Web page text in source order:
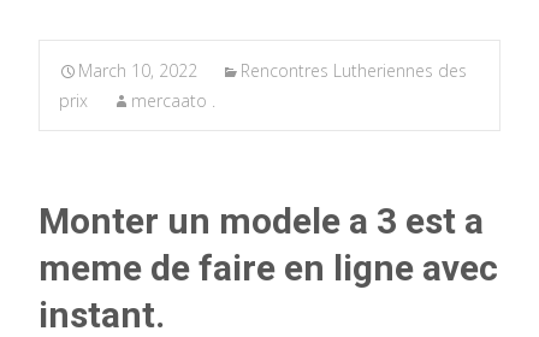
March 10, 2022
Rencontres Lutheriennes des
prix
mercaato .
Monter un modele a 3 est a
meme de faire en ligne avec
instant.